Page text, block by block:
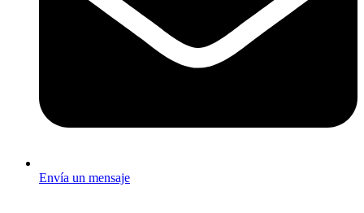
Envía un mensaje